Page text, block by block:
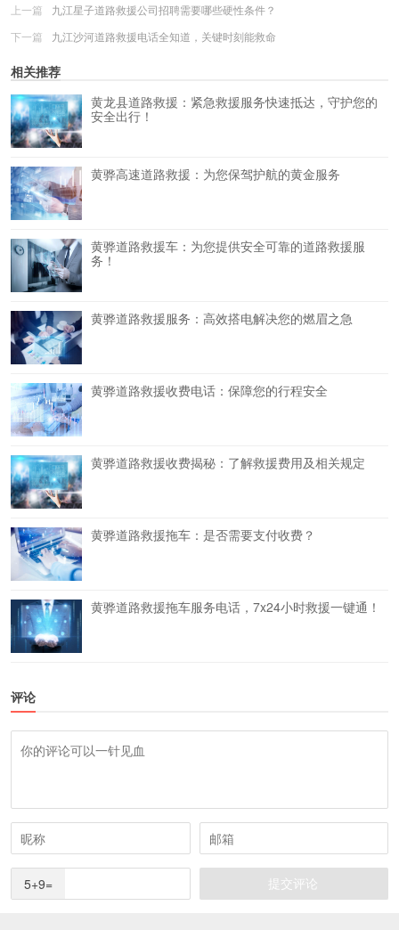
上一篇
九江星子道路救援公司招聘需要哪些硬性条件？
下一篇
九江沙河道路救援电话全知道，关键时刻能救命
相关推荐
黄龙县道路救援：紧急救援服务快速抵达，守护您的
安全出行！
黄骅高速道路救援：为您保驾护航的黄金服务
黄骅道路救援车：为您提供安全可靠的道路救援服
务！
黄骅道路救援服务：高效搭电解决您的燃眉之急
黄骅道路救援收费电话：保障您的行程安全
黄骅道路救援收费揭秘：了解救援费用及相关规定
黄骅道路救援拖车：是否需要支付收费？
黄骅道路救援拖车服务电话，7x24小时救援一键通！
评论
5+9=